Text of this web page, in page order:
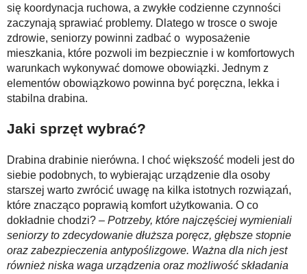
się koordynacja ruchowa, a zwykłe codzienne czynności
zaczynają sprawiać problemy. Dlatego w trosce o swoje
zdrowie, seniorzy powinni zadbać o wyposażenie
mieszkania, które pozwoli im bezpiecznie i w komfortowych
warunkach wykonywać domowe obowiązki. Jednym z
elementów obowiązkowo powinna być poręczna, lekka i
stabilna drabina.
Jaki sprzęt wybrać?
Drabina drabinie nierówna. I choć większość modeli jest do
siebie podobnych, to wybierając urządzenie dla osoby
starszej warto zwrócić uwagę na kilka istotnych rozwiązań,
które znacząco poprawią komfort użytkowania. O co
dokładnie chodzi? – Potrzeby, które najczęściej wymieniali
seniorzy to zdecydowanie dłuższa poręcz, głębsze stopnie
oraz zabezpieczenia antypoślizgowe. Ważna dla nich jest
również niska waga urządzenia oraz możliwość składania